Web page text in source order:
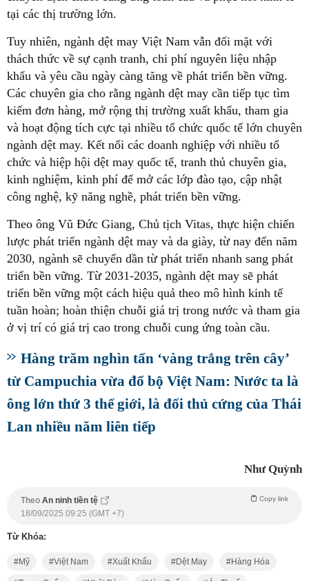
tại các thị trường lớn.
Tuy nhiên, ngành dệt may Việt Nam vẫn đối mặt với
thách thức về sự cạnh tranh, chi phí nguyên liệu nhập
khẩu và yêu cầu ngày càng tăng về phát triển bền vững.
Các chuyên gia cho rằng ngành dệt may cần tiếp tục tìm
kiếm đơn hàng, mở rộng thị trường xuất khẩu, tham gia
và hoạt động tích cực tại nhiều tổ chức quốc tế lớn chuyên
ngành dệt may. Kết nối các doanh nghiệp với nhiều tổ
chức và hiệp hội dệt may quốc tế, tranh thủ chuyên gia,
kinh nghiệm, kinh phí để mở các lớp đào tạo, cập nhật
công nghệ, kỹ năng nghề, phát triển bền vững.
Theo ông Vũ Đức Giang, Chủ tịch Vitas, thực hiện chiến
lược phát triển ngành dệt may và da giày, từ nay đến năm
2030, ngành sẽ chuyển dần từ phát triển nhanh sang phát
triển bền vững. Từ 2031-2035, ngành dệt may sẽ phát
triển bền vững một cách hiệu quả theo mô hình kinh tế
tuần hoàn; hoàn thiện chuỗi giá trị trong nước và tham gia
ở vị trí có giá trị cao trong chuỗi cung ứng toàn cầu.
Hàng trăm nghìn tấn ‘vàng trắng trên cây’
từ Campuchia vừa đổ bộ Việt Nam: Nước ta là
ông lớn thứ 3 thế giới, là đối thủ cứng của Thái
Lan nhiều năm liên tiếp
Như Quỳnh
Theo An ninh tiền tệ Copy link
18/09/2025 09:25 (GMT +7)
Từ Khóa:
Mỹ Việt Nam Xuất Khẩu Dệt May Hàng Hóa